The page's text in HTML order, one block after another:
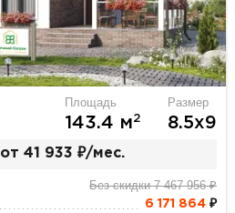
Площадь
143.4 м2
Размер
8.5х9
от 41 933 ₽/мес.
Без скидки 7 467 956 ₽
6 171 864₽